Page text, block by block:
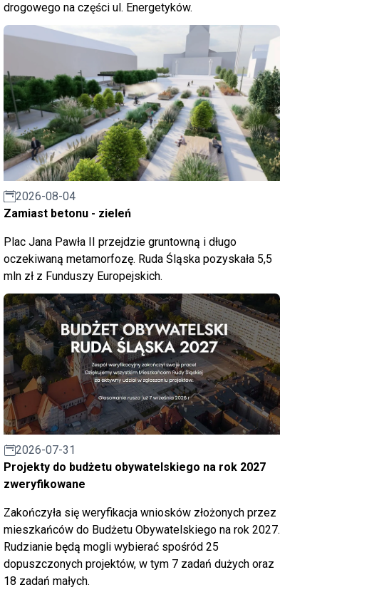
drogowego na części ul. Energetyków.
2026-08-04
Zamiast betonu - zieleń
Plac Jana Pawła II przejdzie gruntowną i długo
oczekiwaną metamorfozę. Ruda Śląska pozyskała 5,5
mln zł z Funduszy Europejskich.
2026-07-31
Projekty do budżetu obywatelskiego na rok 2027
zweryfikowane
Zakończyła się weryfikacja wniosków złożonych przez
mieszkańców do Budżetu Obywatelskiego na rok 2027.
Rudzianie będą mogli wybierać spośród 25
dopuszczonych projektów, w tym 7 zadań dużych oraz
18 zadań małych.